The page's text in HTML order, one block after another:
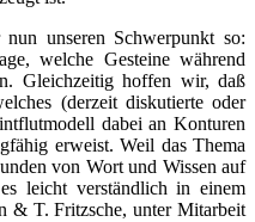
unseren Schwerpunkt so:
welche Gesteine während
Gleichzeitig hoffen wir, daß
(derzeit diskutierte oder
dabei an Konturen
erweist. Weil das Thema
von Wort und Wissen auf
leicht verständlich in einem
& T. Fritzsche, unter Mitarbeit